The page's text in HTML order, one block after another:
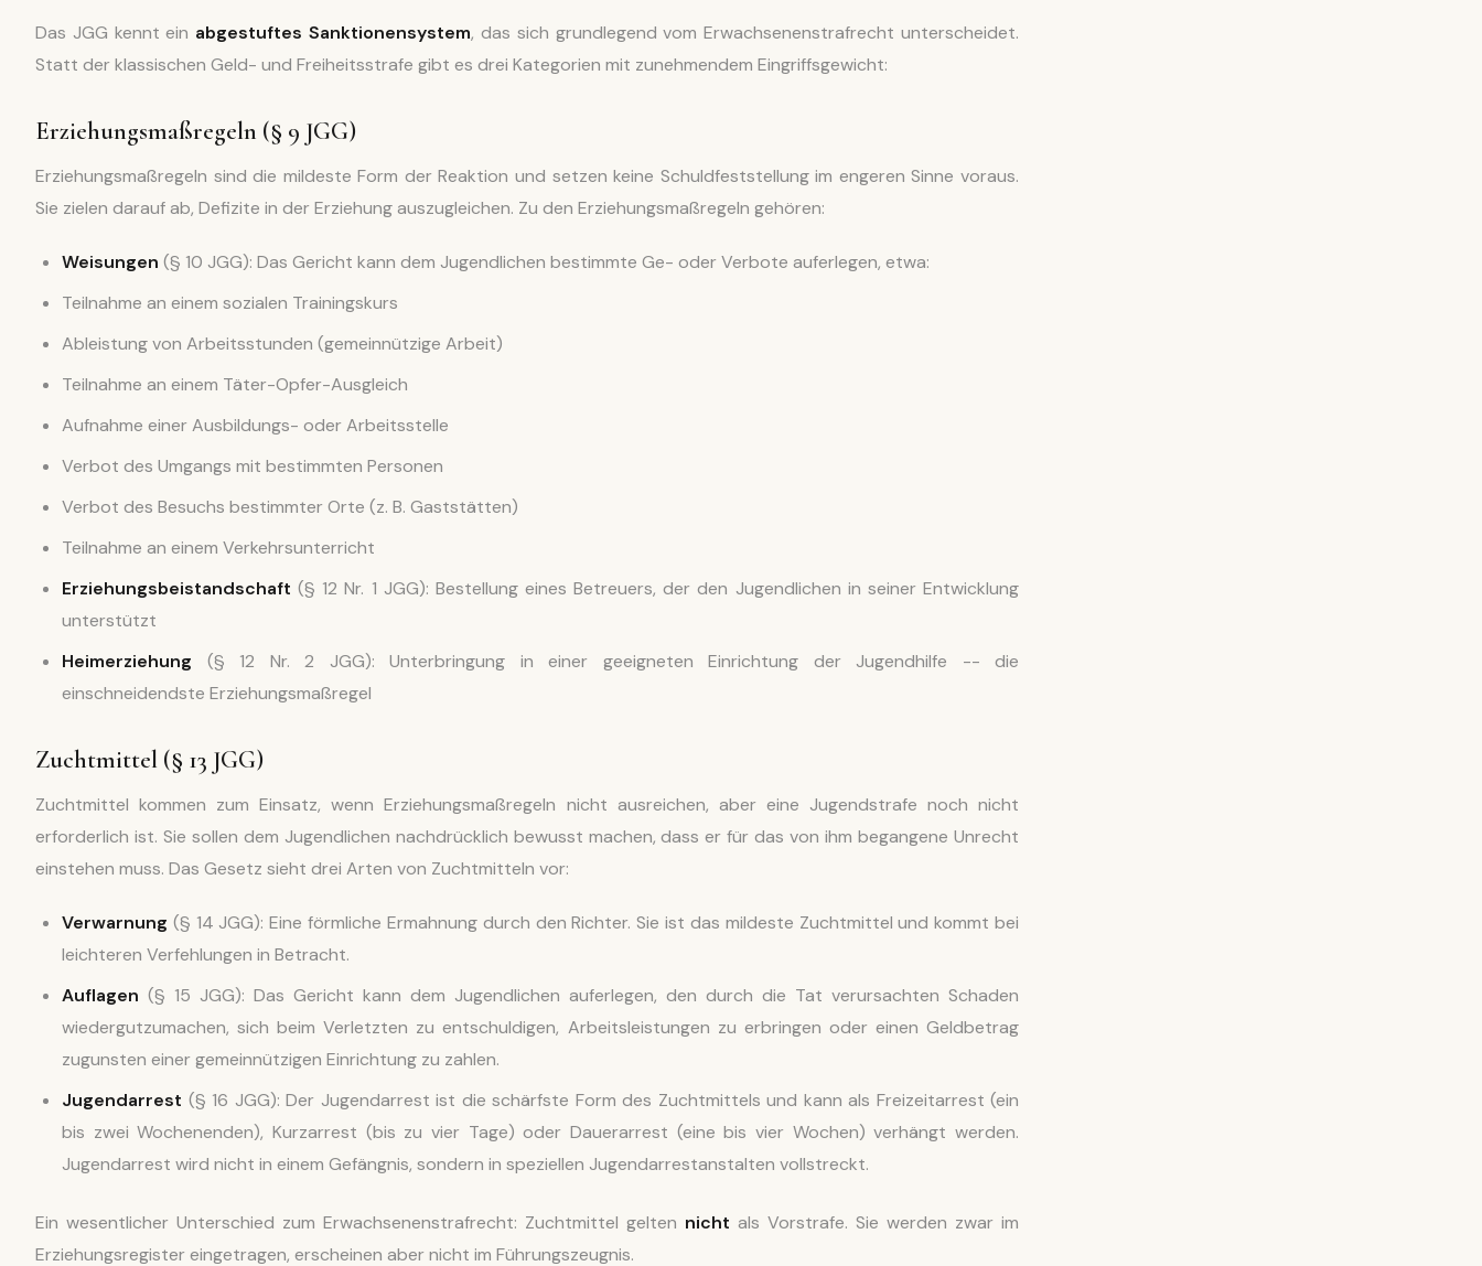
Das JGG kennt ein abgestuftes Sanktionensystem, das sich grundlegend vom Erwachsenenstrafrecht unterscheidet.
Statt der klassischen Geld- und Freiheitsstrafe gibt es drei Kategorien mit zunehmendem Eingriffsgewicht:
Erziehungsmaßregeln (§ 9 JGG)
Erziehungsmaßregeln sind die mildeste Form der Reaktion und setzen keine Schuldfeststellung im engeren Sinne voraus.
Sie zielen darauf ab, Defizite in der Erziehung auszugleichen. Zu den Erziehungsmaßregeln gehören:
Weisungen (§ 10 JGG): Das Gericht kann dem Jugendlichen bestimmte Ge- oder Verbote auferlegen, etwa:
Teilnahme an einem sozialen Trainingskurs
Ableistung von Arbeitsstunden (gemeinnützige Arbeit)
Teilnahme an einem Täter-Opfer-Ausgleich
Aufnahme einer Ausbildungs- oder Arbeitsstelle
Verbot des Umgangs mit bestimmten Personen
Verbot des Besuchs bestimmter Orte (z. B. Gaststätten)
Teilnahme an einem Verkehrsunterricht
Erziehungsbeistandschaft (§ 12 Nr. 1 JGG): Bestellung eines Betreuers, der den Jugendlichen in seiner Entwicklung
unterstützt
Heimerziehung (§ 12 Nr. 2 JGG): Unterbringung in einer geeigneten Einrichtung der Jugendhilfe -- die
einschneidendste Erziehungsmaßregel
Zuchtmittel (§ 13 JGG)
Zuchtmittel kommen zum Einsatz, wenn Erziehungsmaßregeln nicht ausreichen, aber eine Jugendstrafe noch nicht
erforderlich ist. Sie sollen dem Jugendlichen nachdrücklich bewusst machen, dass er für das von ihm begangene Unrecht
einstehen muss. Das Gesetz sieht drei Arten von Zuchtmitteln vor:
Verwarnung (§ 14 JGG): Eine förmliche Ermahnung durch den Richter. Sie ist das mildeste Zuchtmittel und kommt bei
leichteren Verfehlungen in Betracht.
Auflagen (§ 15 JGG): Das Gericht kann dem Jugendlichen auferlegen, den durch die Tat verursachten Schaden
wiedergutzumachen, sich beim Verletzten zu entschuldigen, Arbeitsleistungen zu erbringen oder einen Geldbetrag
zugunsten einer gemeinnützigen Einrichtung zu zahlen.
Jugendarrest (§ 16 JGG): Der Jugendarrest ist die schärfste Form des Zuchtmittels und kann als Freizeitarrest (ein
bis zwei Wochenenden), Kurzarrest (bis zu vier Tage) oder Dauerarrest (eine bis vier Wochen) verhängt werden.
Jugendarrest wird nicht in einem Gefängnis, sondern in speziellen Jugendarrestanstalten vollstreckt.
Ein wesentlicher Unterschied zum Erwachsenenstrafrecht: Zuchtmittel gelten nicht als Vorstrafe. Sie werden zwar im
Erziehungsregister eingetragen, erscheinen aber nicht im Führungszeugnis.